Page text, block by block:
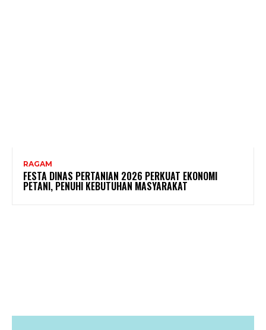
RAGAM
FESTA DINAS PERTANIAN 2026 PERKUAT EKONOMI
PETANI, PENUHI KEBUTUHAN MASYARAKAT